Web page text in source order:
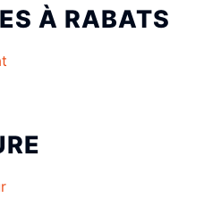
À RABATS